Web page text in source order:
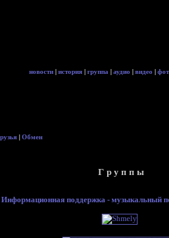
новости | история | группа | аудио | видео |
| Обмен
Г р у п п ы
Информационная поддержка - музыкальный